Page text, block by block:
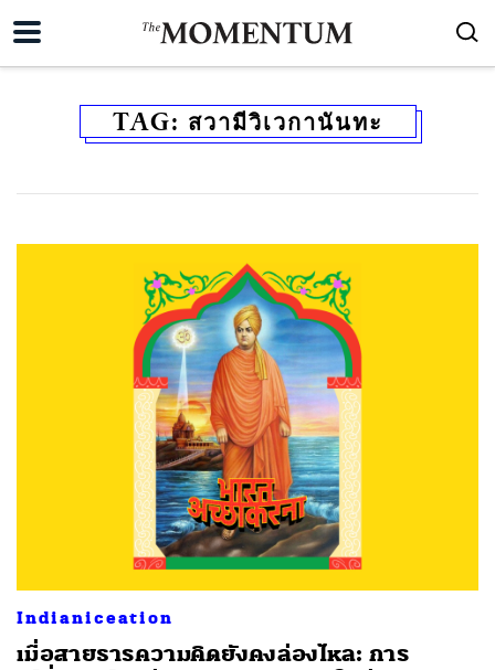
TAG: สวามีวิเวกานันทะ
Indianiceation
เมื่อสายธารความคิดยังคงล่องไหล: การ
SHARE TWEET LINE EMAIL